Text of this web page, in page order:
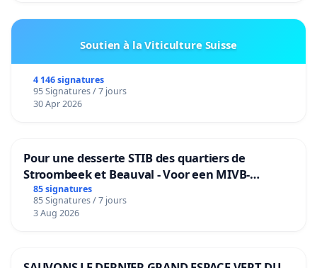
Soutien à la Viticulture Suisse
4 146 signatures
95 Signatures / 7 jours
30 Apr 2026
Pour une desserte STIB des quartiers de
Stroombeek et Beauval - Voor een MIVB-
bediening van de wijken Strombeek en Het
Voor
85 signatures
85 Signatures / 7 jours
3 Aug 2026